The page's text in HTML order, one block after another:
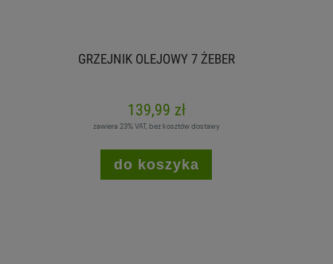
GRZEJNIK OLEJOWY 7 ŻEBER
139,99 zł
zawiera 23% VAT, bez kosztów dostawy
do koszyka